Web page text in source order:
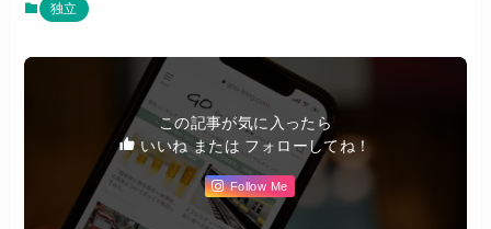
独立
この記事が気に入ったら
いいね または フォローしてね！
Follow Me